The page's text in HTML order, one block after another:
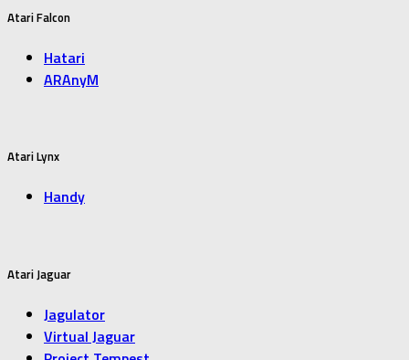
Atari Falcon
Hatari
ARAnyM
Atari Lynx
Handy
Atari Jaguar
Jagulator
Virtual Jaguar